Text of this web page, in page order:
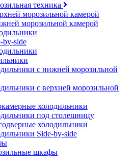
техника
морозильной камерой
морозильной камерой
by-side
с нижней морозильной
с верхней морозильной
холодильники
под столешницу
холодильники
Side-by-side
шкафы